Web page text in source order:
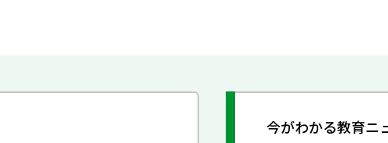
今がわかる教育ニ